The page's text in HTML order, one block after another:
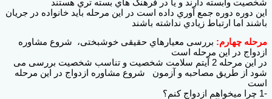
شخصیت وابسته دارند و یا در فرهنگ هاي بسته تري هستند
این دوره دوره جمع آوري داده است در این مرحله باید خانواده در جریان
باشند اما ارتباط زیادي نداشته باشند
مرحله چهارم: بررسی معیارهاي حقیقی خوشبختی، شروع مشاوره
ازدواج در این مرحله است
در این مرحله 2 آیتم سلامت شخصیت و تناسب شخصیت بررسی می
شود از طریق مصاحبه و آزمون شروع مشاوره ازدواج در این مرحله
است
-1 چرا میخواهم ازدواج کنم؟